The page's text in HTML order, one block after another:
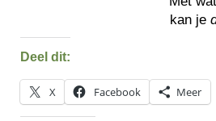
kan je
Deel dit:
X Facebook Meer